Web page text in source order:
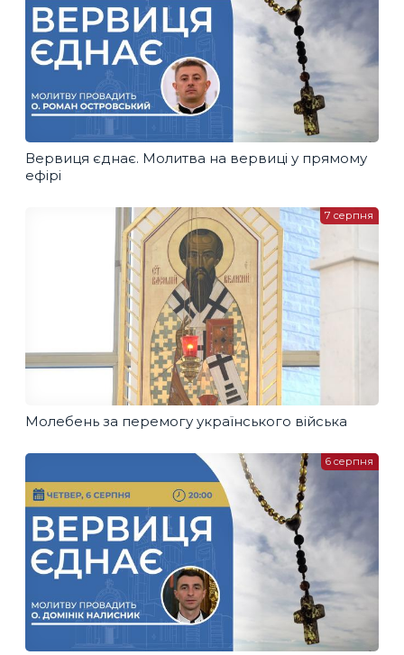
Вервиця єднає. Молитва на вервиці у прямому
ефірі
Молебень за перемогу українського війська
7 серпня
6 серпня